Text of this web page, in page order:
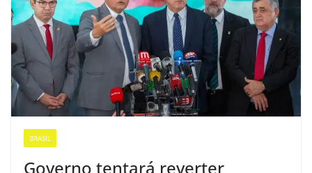
BRASIL
Governo tentará reverter